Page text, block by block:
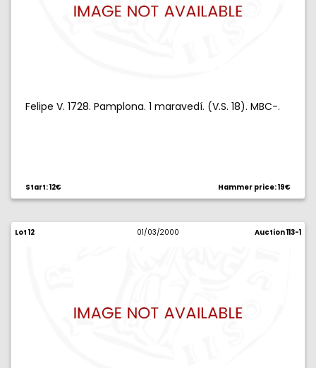
Felipe V. 1728. Pamplona. 1 maravedí. (V.S. 18). MBC-.
Start: 12€ Hammer price: 19€
Lot 12 01/03/2000 Auction 113-1